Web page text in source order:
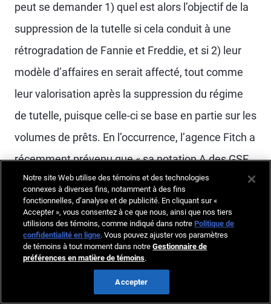
peut se demander 1) quel est alors l’objectif de la
suppression de la tutelle si cela conduit à une
rétrogradation de Fannie et Freddie, et si 2) leur
modèle d’affaires en serait affecté, tout comme
leur valorisation après la suppression du régime
de tutelle, puisque celle-ci se base en partie sur les
volumes de prêts. En l’occurrence, l’agence Fitch a
récemment prévenu que « sa notation A des GSE
pourrait être abaissée si leur part de marché
diminuait après la suppression de la tutelle »
Si les TACH étaient perçus par les
investisseurs comme comportant des risques
de crédit et de taux d’intérêt, comment les
Notre site Web utilise des témoins et des technologies
connexes à diverses fins, notamment à des fins
fonctionnelles, d’analyse et de publicité. En cliquant sur «
Accepter », vous consentez à ce que nous, ainsi que nos tiers
utilisions des témoins, comme indiqué dans notrePolitique de
confidentialité en ligne. Vous pouvez ajuster vos paramètres
de témoins à tout moment dans notreGestionnaire de
préférences en matière de témoins.
Accepter